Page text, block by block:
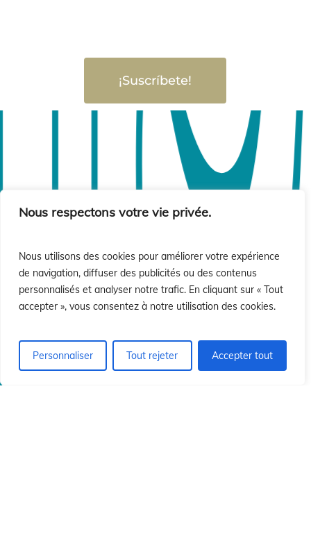
Nous respectons votre vie privée.
Nous utilisons des cookies pour améliorer votre expérience
de navigation, diffuser des publicités ou des contenus
personnalisés et analyser notre trafic. En cliquant sur « Tout
accepter », vous consentez à notre utilisation des cookies.
Personnaliser Tout rejeter Accepter tout
¡Suscríbete!